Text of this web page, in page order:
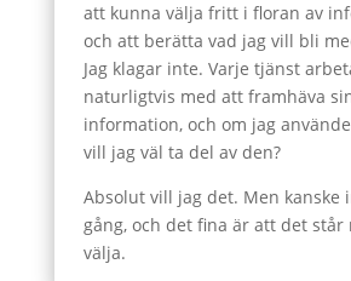
att kunna välja fritt i floran av
och att berätta vad jag vill bli
Jag klagar inte. Varje tjänst
naturligtvis med att framhäva
information, och om jag
vill jag väl ta del av den?
Absolut vill jag det. Men kanske
gång, och det fina är att det
välja.